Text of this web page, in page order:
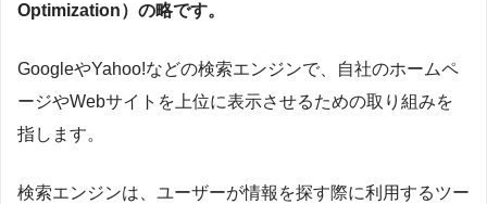
Optimization）の略です。
GoogleやYahoo!などの検索エンジンで、自社のホームペ
ージやWebサイトを上位に表示させるための取り組みを
指します。
検索エンジンは、ユーザーが情報を探す際に利用するツー